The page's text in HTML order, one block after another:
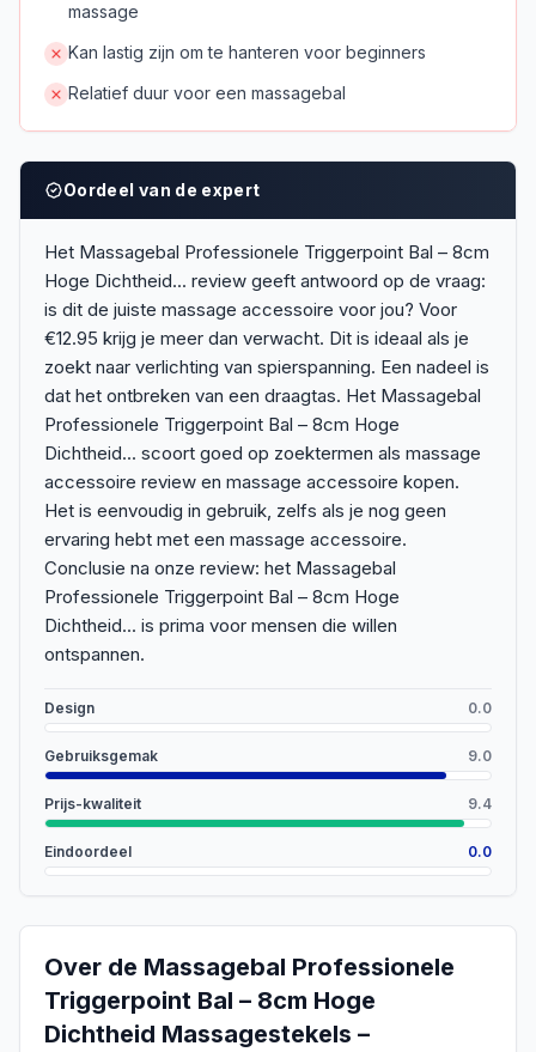
massage
Kan lastig zijn om te hanteren voor beginners
Relatief duur voor een massagebal
Oordeel van de expert
Het Massagebal Professionele Triggerpoint Bal – 8cm
Hoge Dichtheid... review geeft antwoord op de vraag:
is dit de juiste massage accessoire voor jou? Voor
€12.95 krijg je meer dan verwacht. Dit is ideaal als je
zoekt naar verlichting van spierspanning. Een nadeel is
dat het ontbreken van een draagtas. Het Massagebal
Professionele Triggerpoint Bal – 8cm Hoge
Dichtheid... scoort goed op zoektermen als massage
accessoire review en massage accessoire kopen.
Het is eenvoudig in gebruik, zelfs als je nog geen
ervaring hebt met een massage accessoire.
Conclusie na onze review: het Massagebal
Professionele Triggerpoint Bal – 8cm Hoge
Dichtheid... is prima voor mensen die willen
ontspannen.
Design 0.0
Gebruiksgemak 9.0
Prijs-kwaliteit 9.4
Eindoordeel 0.0
Over de Massagebal Professionele
Triggerpoint Bal – 8cm Hoge
Dichtheid Massagestekels –